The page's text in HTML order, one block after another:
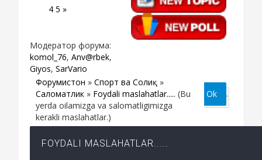
4 5 »
Модератор форума:
komol_76, Anv@rbek,
Giyos, SarVario
Форумистон » Спорт ва Соғлиқ »
Саломатлик » Foydali maslahatlar..... (Bu
yerda oilamizga va salomatligimizga
kerakli maslahatlar.)
FOYDALI MASLAHATLAR.....